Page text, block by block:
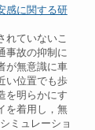
感に関する研
れていないこ
事故の抑制に
が無意識に車
い位置でも歩
を明らかにす
を着用し，無
ミュレーショ